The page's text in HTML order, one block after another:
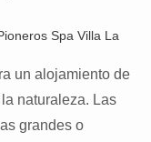
un alojamiento de
naturaleza. Las
grandes o